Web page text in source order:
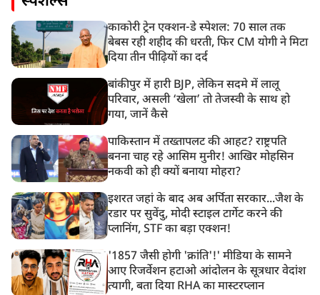
काकोरी ट्रेन एक्शन-डे स्पेशल: 70 साल तक
बेबस रही शहीद की धरती, फिर CM योगी ने मिटा
दिया तीन पीढ़ियों का दर्द
बांकीपुर में हारी BJP, लेकिन सदमे में लालू
परिवार, असली ‘खेला’ तो तेजस्वी के साथ हो
गया, जानें कैसे
पाकिस्तान में तख्तापलट की आहट? राष्ट्रपति
बनना चाह रहे आसिम मुनीर! आखिर मोहसिन
नकवी को ही क्यों बनाया मोहरा?
इशरत जहां के बाद अब अर्पिता सरकार...जैश के
रडार पर सुवेंदु, मोदी स्टाइल टार्गेट करने की
प्लानिंग, STF का बड़ा एक्शन!
'1857 जैसी होगी 'क्रांति'!' मीडिया के सामने
आए रिजर्वेशन हटाओ आंदोलन के सूत्रधार वेदांश
त्यागी, बता दिया RHA का मास्टरप्लान